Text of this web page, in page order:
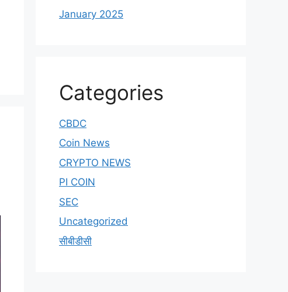
January 2025
Categories
CBDC
Coin News
CRYPTO NEWS
PI COIN
SEC
Uncategorized
सीबीडीसी